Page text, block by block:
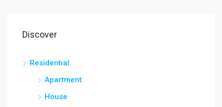
Discover
Residential
Apartment
House